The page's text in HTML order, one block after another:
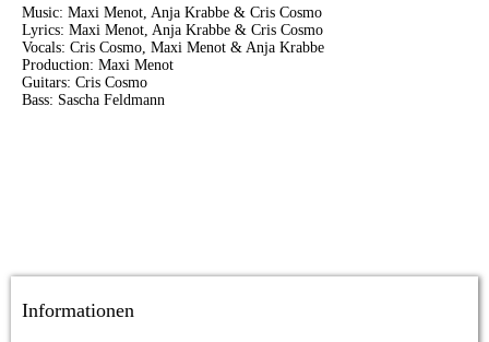
Music: Maxi Menot, Anja Krabbe & Cris Cosmo
Lyrics: Maxi Menot, Anja Krabbe & Cris Cosmo
Vocals: Cris Cosmo, Maxi Menot & Anja Krabbe
Production: Maxi Menot
Guitars: Cris Cosmo
Bass: Sascha Feldmann
Informationen